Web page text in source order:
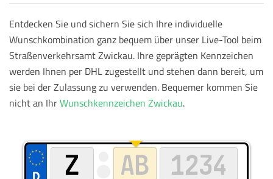
Entdecken Sie und sichern Sie sich Ihre individuelle
Wunschkombination ganz bequem über unser Live-Tool beim
Straßenverkehrsamt Zwickau. Ihre geprägten Kennzeichen
werden Ihnen per DHL zugestellt und stehen dann bereit, um
sie bei der Zulassung zu verwenden. Bequemer kommen Sie
nicht an IhrWunschkennzeichen Zwickau.